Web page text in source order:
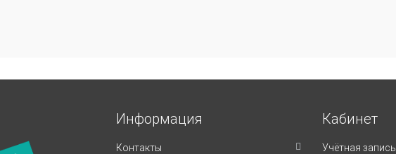
Информация
Контакты
Кабинет
Учётная запись